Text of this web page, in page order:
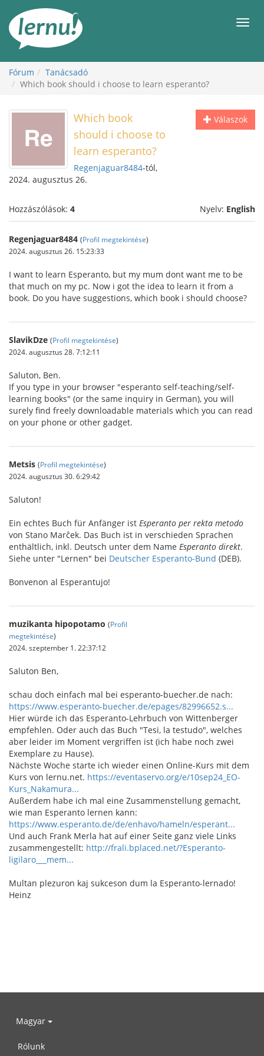
Fórum
Tanácsadó
Which book should i choose to learn esperanto?
Válaszok
Which book
should i choose to
learn esperanto?
Regenjaguar8484-tól,
2024. augusztus 26.
Hozzászólások: 4 Nyelv: English
Regenjaguar8484 (Profil megtekintése)
2024. augusztus 26. 15:23:33
I want to learn Esperanto, but my mum dont want me to be
that much on my pc. Now i got the idea to learn it from a
book. Do you have suggestions, which book i should choose?
SlavikDze (Profil megtekintése)
2024. augusztus 28. 7:12:11
Saluton, Ben.
If you type in your browser "esperanto self-teaching/self-
learning books" (or the same inquiry in German), you will
surely find freely downloadable materials which you can read
on your phone or other gadget.
Metsis (Profil megtekintése)
2024. augusztus 30. 6:29:42
Saluton!
Ein echtes Buch für Anfänger ist Esperanto per rekta metodo
von Stano Marĉek. Das Buch ist in verschieden Sprachen
enthältlich, inkl. Deutsch unter dem Name Esperanto direkt.
Siehe unter "Lernen" bei Deutscher Esperanto-Bund (DEB).
Bonvenon al Esperantujo!
muzikanta hipopotamo (Profil
megtekintése)
2024. szeptember 1. 22:37:12
Saluton Ben,
schau doch einfach mal bei esperanto-buecher.de nach:
https://www.esperanto-buecher.de/epages/82996652.s...
Hier würde ich das Esperanto-Lehrbuch von Wittenberger
empfehlen. Oder auch das Buch "Tesi, la testudo", welches
aber leider im Moment vergriffen ist (ich habe noch zwei
Exemplare zu Hause).
Nächste Woche starte ich wieder einen Online-Kurs mit dem
Kurs von lernu.net. https://eventaservo.org/e/10sep24_EO-
Kurs_Nakamura...
Außerdem habe ich mal eine Zusammenstellung gemacht,
wie man Esperanto lernen kann:
https://www.esperanto.de/de/enhavo/hameln/esperant...
Und auch Frank Merla hat auf einer Seite ganz viele Links
zusammengestellt: http://frali.bplaced.net/?Esperanto-
ligilaro___mem...
Multan plezuron kaj sukceson dum la Esperanto-lernado!
Heinz
Magyar
Rólunk